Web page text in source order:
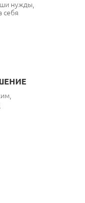
нужды,
себя